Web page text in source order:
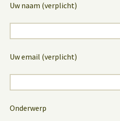
Uw naam (verplicht)
Uw email (verplicht)
Onderwerp